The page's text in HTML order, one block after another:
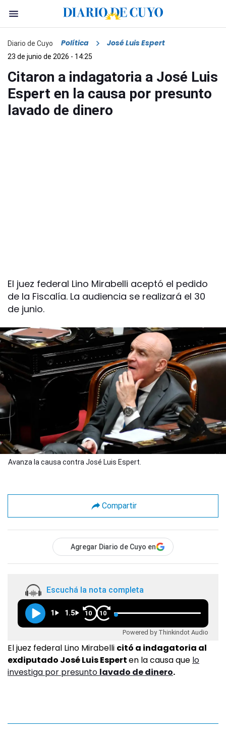
Diario de Cuyo Política José Luis Espert
23 de junio de 2026 - 14:25
Citaron a indagatoria a José Luis
Espert en la causa por presunto
lavado de dinero
El juez federal Lino Mirabelli aceptó el pedido
de la Fiscalía. La audiencia se realizará el 30
de junio.
Avanza la causa contra José Luis Espert.
Compartir
Agregar Diario de Cuyo en
Escuchá la nota completa
1 1.5 10 10
Powered by Thinkindot Audio
El juez federal Lino Mirabelli citó a indagatoria al
exdiputado José Luis Esperten la causa que lo
investiga por presunto lavado de dinero.